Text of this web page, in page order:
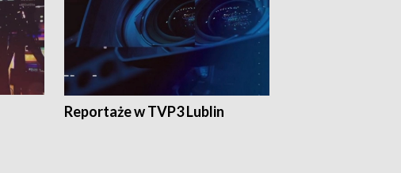
Reportaże w TVP3 Lublin